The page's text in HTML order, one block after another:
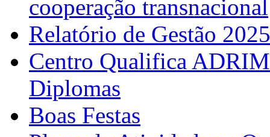
cooperação transnacional
Relatório de Gestão 2025
Centro Qualifica
Diplomas
Boas Festas